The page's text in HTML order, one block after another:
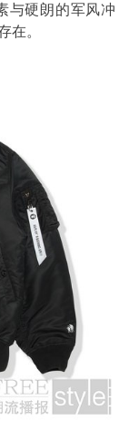
与硬朗的军风冲
在。